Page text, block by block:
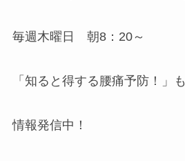
毎週木曜日 朝8：20～
「知ると得する腰痛予防！」も
情報発信中！